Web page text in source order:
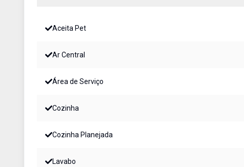
Aceita Pet
Ar Central
Área de Serviço
Cozinha
Cozinha Planejada
Lavabo